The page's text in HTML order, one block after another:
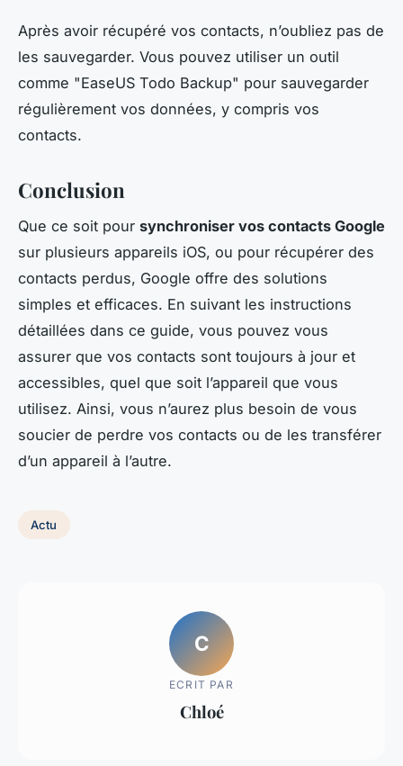
Après avoir récupéré vos contacts, n’oubliez pas de
les sauvegarder. Vous pouvez utiliser un outil
comme "EaseUS Todo Backup" pour sauvegarder
régulièrement vos données, y compris vos
contacts.
Conclusion
Que ce soit pour synchroniser vos contacts Google
sur plusieurs appareils iOS, ou pour récupérer des
contacts perdus, Google offre des solutions
simples et efficaces. En suivant les instructions
détaillées dans ce guide, vous pouvez vous
assurer que vos contacts sont toujours à jour et
accessibles, quel que soit l’appareil que vous
utilisez. Ainsi, vous n’aurez plus besoin de vous
soucier de perdre vos contacts ou de les transférer
d’un appareil à l’autre.
Actu
C
ECRIT PAR
Chloé